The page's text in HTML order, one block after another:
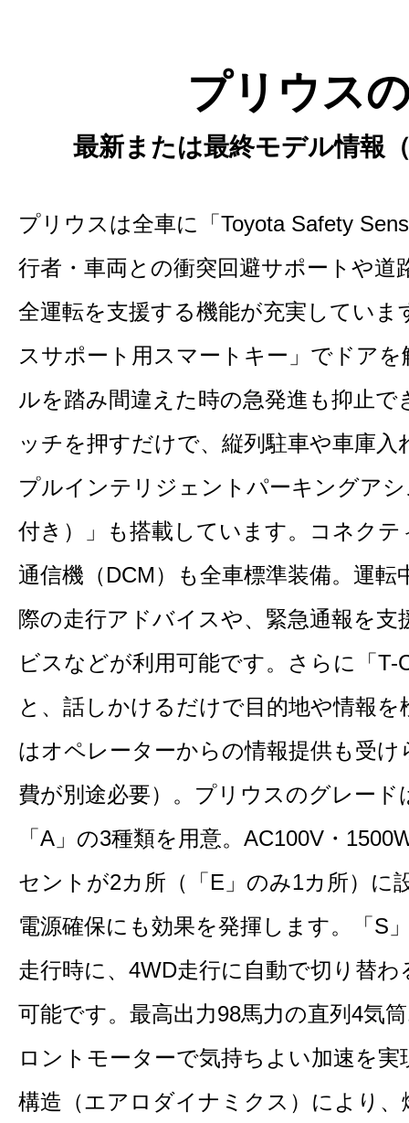
プリウス
最新または最終モデル情報
プリウスは全車に「Toyota Safety
行者・車両との衝突回避サポートや道
全運転を支援する機能が充実してい
スサポート用スマートキー」でドア
ルを踏み間違えた時の急発進も抑止
ッチを押すだけで、縦列駐車や車庫
プルインテリジェントパーキングア
付き）」も搭載しています。コネク
通信機（DCM）も全車標準装備。運
際の走行アドバイスや、緊急通報を
ビスなどが利用可能です。さらに「T-
と、話しかけるだけで目的地や情報
はオペレーターからの情報提供も受
費が別途必要）。プリウスのグレード
「A」の3種類を用意。AC100V・
セントが2カ所（「E」のみ1カ所）に
電源確保にも効果を発揮します。「S
走行時に、4WD走行に自動で切り替
可能です。最高出力98馬力の直列4気
ロントモーターで気持ちよい加速を
構造（エアロダイナミクス）により、